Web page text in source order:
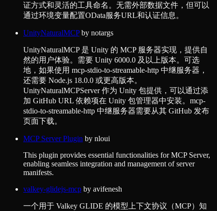
证方式和灵活的工具命名。无需外部数据文件，但可以
通过环境变量配置OData服务URL和认证信息。
UnityNaturalMCPby notargs
UnityNaturalMCP 是 Unity 的 MCP 服务器实现，提供自
然的用户体验。需要 Unity 6000.0 及以上版本。可选
地，如果使用 mcp-stdio-to-streamable-http 中继服务器，
还需要 Node.js 18.0.0 或更高版本。
UnityNaturalMCPServer 作为 Unity 包提供，可以通过添
加 GitHub URL 依赖项在 Unity 包管理器中安装。mcp-
stdio-to-streamable-http 中继服务器需要从其 GitHub 发布
页面下载。
MCP Server Plugin by nloui
This plugin provides essential functionalities for MCP Server,
enabling seamless integration and management of server
manifests.
valkey-glidejs-mcp by avifenesh
一个用于 Valkey GLIDE 的模型上下文协议（MCP）知